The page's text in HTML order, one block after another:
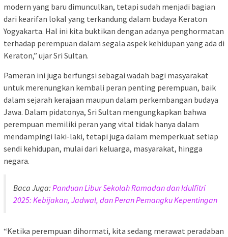
modern yang baru dimunculkan, tetapi sudah menjadi bagian
dari kearifan lokal yang terkandung dalam budaya Keraton
Yogyakarta. Hal ini kita buktikan dengan adanya penghormatan
terhadap perempuan dalam segala aspek kehidupan yang ada di
Keraton,” ujar Sri Sultan.
Pameran ini juga berfungsi sebagai wadah bagi masyarakat
untuk merenungkan kembali peran penting perempuan, baik
dalam sejarah kerajaan maupun dalam perkembangan budaya
Jawa. Dalam pidatonya, Sri Sultan mengungkapkan bahwa
perempuan memiliki peran yang vital tidak hanya dalam
mendampingi laki-laki, tetapi juga dalam memperkuat setiap
sendi kehidupan, mulai dari keluarga, masyarakat, hingga
negara.
Baca Juga: Panduan Libur Sekolah Ramadan dan Idulfitri
2025: Kebijakan, Jadwal, dan Peran Pemangku Kepentingan
“Ketika perempuan dihormati, kita sedang merawat peradaban